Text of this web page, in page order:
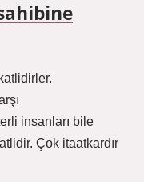
insanları bile
Çok itaatkardır